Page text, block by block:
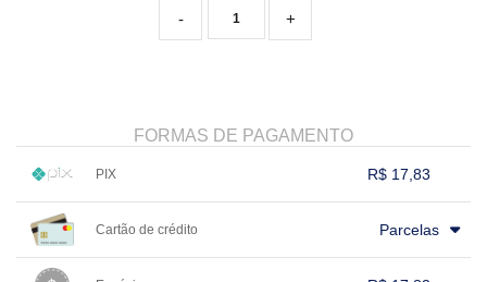
+
-
FORMAS DE PAGAMENTO
PIX R$ 17,83
..
Cartão de crédito Parcelas